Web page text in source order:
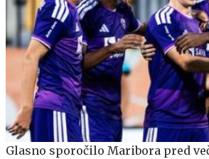
Glasno sporočilo Maribora pred